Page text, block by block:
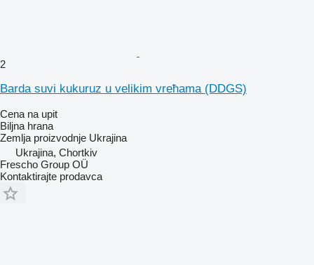
2
Barda suvi kukuruz u velikim vreћama (DDGS)
Cena na upit
Biljna hrana
Zemlja proizvodnje Ukrajina
Ukrajina, Chortkiv
Frescho Group OÜ
Kontaktirajte prodavca